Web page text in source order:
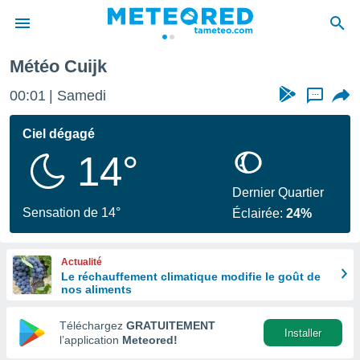
de
en
Météo Cuijk
00:01 Samedi ...
Ciel dégagé
14°
Sensation de 14°
Dernier Quartier
Éclairée:24%
Actualité
Le réchauffement climatique modifie le goût de
nos aliments
Téléchargez GRATUITEMENT
l’application Meteored!
Installer